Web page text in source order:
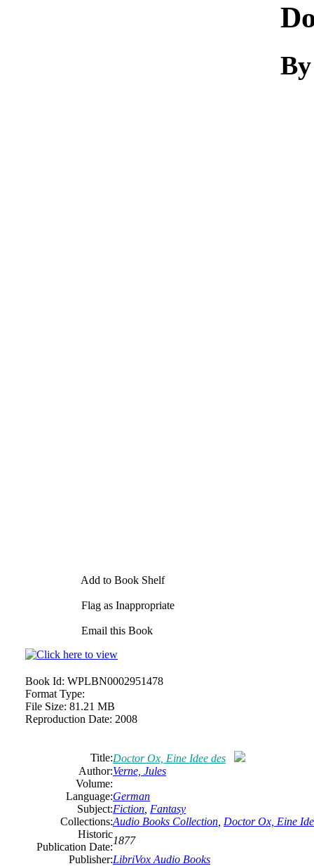
Add to Book Shelf
Flag as Inappropriate
Email this Book
Book Id: WPLBN0002951478
Format Type:
File Size: 81.21 MB
Reproduction Date: 2008
Title:Doctor Ox, Eine Idee des
Author:Verne, Jules
Volume:
Language:German
Subject:Fiction Fantasy
Collections:Audio Books Collection Doctor Ox, Eine
Historic
Publication Date:
1877
Publisher:LibriVox Audio Books